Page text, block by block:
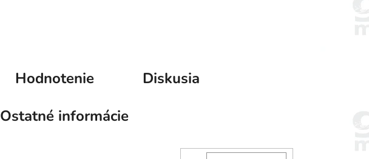
Hodnotenie
Diskusia
Ostatné informácie